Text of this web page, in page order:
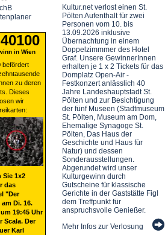
in Wien
befördert
zu deren
Dieses
wir
Sie 1x2
das
"Der
Di. 16.
19:45 Uhr
Scala. Der
Karl
Kultur.net verlost einen St.
Pölten Aufenthalt für zwei
Personen vom 10. bis
13.09.2026 inklusive
Übernachtung in einem
Doppelzimmmer des Hotel
Graf. Unsere GewinnerInnen
erhalten je 1 x 2 Tickets für das
Domplatz Open-Air -
Festkonzert anlässlich 40
Jahre Landeshauptstadt St.
Pölten und zur Besichtigung
der fünf Museen (Stadtmuseum
St. Pölten, Museum am Dom,
Ehemalige Synagoge St.
Pölten, Das Haus der
Geschichte und Haus für
Natur) und dessen
Sonderausstellungen.
Abgerundet wird unser
Kulturgewinn durch
Gutscheine für klassische
Gerichte in der Gaststätte Figl
dem Treffpunkt für
anspruchsvolle Genießer.
Mehr Infos zur Verlosung